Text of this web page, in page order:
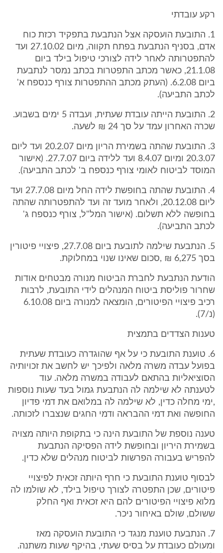
רקע עובדתי
1. התובעת הועסקה אצל הנתבעת בתפקיד רכזת כוח
אדם, בסניף הנתבעת בפתח תקווה, מיום 27.10.02 ועד
להתפטרותה לאחר לידה לצורכי טיפול בילד ביום
21.1.08, כאשר מכתב התפטרות בכתב נמסר לנתבעת
ביום 6.2.08. (העתק מכתב ההתפטרות צורף כנספח א'
לכתב התביעה).
2. התובעת הייתה עובדת שעתית, ועבדה 5 ימים בשבוע.
שכרה האחרון עמד על סך 24 ₪ לשעה.
3. התובעת שהתה בשמירת הריון מיום 20.2.07 ועד ליום
20.3.07 ומיום 8.4.07 ועד ללידה ביום 27.7.07. (אישור
המוסד לביטוח לאומי צורף כנספח ב' לכתב התביעה).
4. התובעת שהתה בחופשת לידה החל מיום 27.7.08 ועד
ליום 20.12.08, ולאחר מועד זה ועד להתפטרותה שהתה
בחופשה ללא תשלום. (אישור המל"ל, צורף כנספח ג'
לכתב התביעה).
5. הנתבעת שילמה לתובעת ביום 27.7.08, פיצויי פיטורין
בסך 6,275 ₪ ,סכום שאינו שנוי במחלוקת.
הודעת הנתבעת לחברת הביטוח מנורה מבטחים אודות
שחרור פוליסת ביטוח המנהלים לידי התובעת, לרבות
רכיב פיצויי הפיטורים, הומצאה למנורה ביום 6.10.08
(נ/7).
טענות הצדדים בתמצית
6. טוענת התובעת כי על אף שהוגדרה כעובדת שעתית
בפועל עבדה משרה מלאה ולפיכך יש לחשב את זכויותיה
הסוציאליות בהתאם לעבודה במשרה מלאה. עוד
לטענתה לא שילמה לה הנתבעת גמול בעד שעות נוספות
,ימי מחלה כדין, לא שילמה לה במלואם את דמי פדיון
החופשה ואת דמי ההבראה ודמי החגים שנצברו לזכותה.
טענה נוספת של התובעת הינה כי בתקופת היותה מצויה
בשמירת היריון ובחופשת לידה הפסיקה הנתבעת
להפריש בעבורה הפרשות לביטוח מנהלים שלא כדין.
לבסוף טוענת התובעת כי חרף היותה זכאית לפיצויי
פיטורים, שכן התפטרה לצורך טיפול בילד, לא שולמו לה
מלוא פיצויי הפיטורים להם היא זכאית ואף החלק
ששולם, שולם באיחור ניכר.
7. הנתבעת טוענת מנגד כי התובעת הועסקה מאז
ומעולם כעובדת על בסיס שעתי, בהיקף שעות משתנה.